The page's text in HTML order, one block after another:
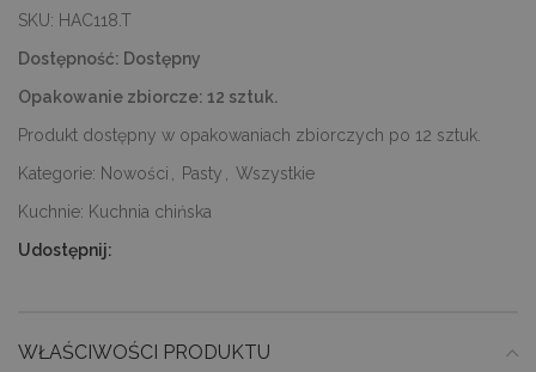
SKU: HAC118.T
Dostępność: Dostępny
Opakowanie zbiorcze: 12 sztuk.
Produkt dostępny w opakowaniach zbiorczych po 12 sztuk.
Kategorie: Nowości Pasty
Wszystkie
Kuchnie: Kuchnia chińska
Udostępnij:
WŁAŚCIWOŚCI PRODUKTU